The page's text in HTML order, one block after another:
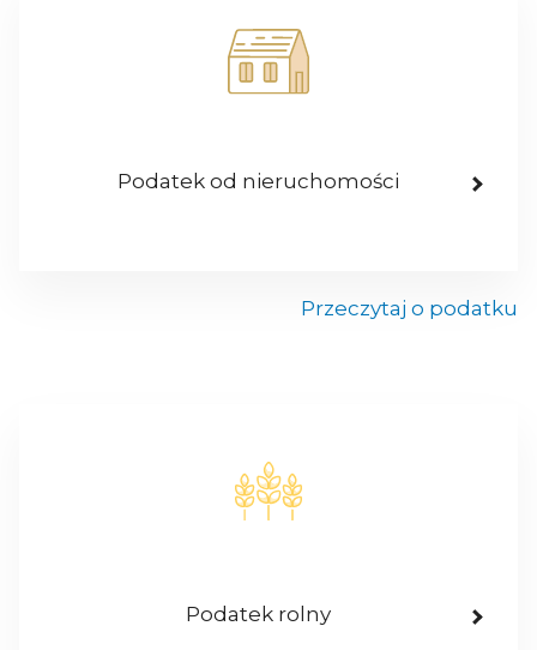
Podatek od nieruchomości
Przeczytaj o podatku
Podatek rolny